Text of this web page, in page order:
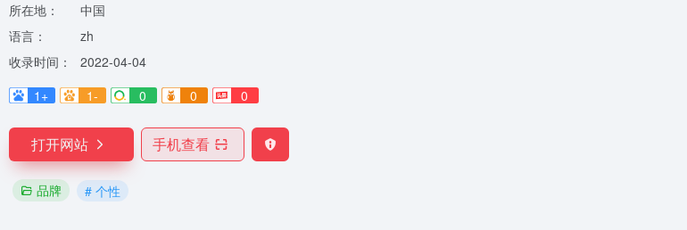
所在地：
中国
语言：
zh
收录时间：
2022-04-04
1+
1- 0 0 0
打开网站 手机查看
品牌 # 个性